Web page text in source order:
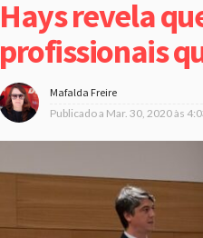
Hays revela
profissionais
Mafalda Freire
Publicado a Mar. 30, 2020 às